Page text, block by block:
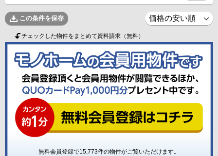
この条件を保存
チェックした物件をまとめて資料請求（無料）
無料会員登録で15,773件の物件がご覧いただけます。